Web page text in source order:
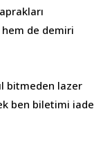
de demiri
bitmeden lazer
ben biletimi iade